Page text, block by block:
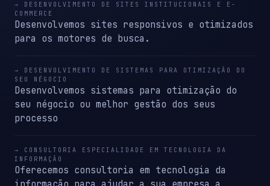
→ DESENVOLVIMENTO DE SITES INSTITUCIONAIS E E-
COMMERCE
Desenvolvemos sites responsivos e otimizados
para os motores de busca.
→ DESENVOLVIMENTO DE SISTEMAS PARA OTIMIZAÇÃO DO
SEU NÉGOCIO
Desenvolvemos sistemas para otimização do
seu négocio ou melhor gestão dos seus
processo
→ CONSULTORIA ESPECIALIDADE EM TECNOLOGIA DA
INFORMAÇÃO
Oferecemos consultoria em tecnologia da